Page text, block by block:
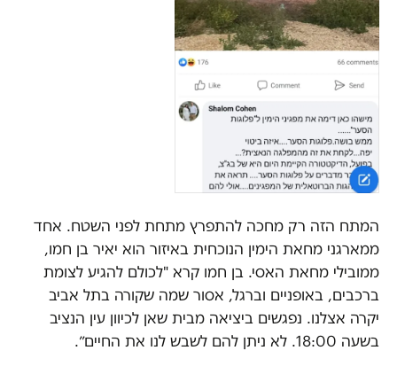
המתח הזה רק מחכה להתפרץ מתחת לפני השטח. אחד
ממארגני מחאת הימין הנוכחית באיזור הוא יאיר בן חמו,
ממובילי מחאת האסי. בן חמו קרא "לכולם להגיע לצומת
ברכבים, באופניים וברגל, אסור שמה שקורה בתל אביב
יקרה אצלנו. נפגשים ביציאה מבית שאן לכיוון עין הנציב
בשעה 18:00. לא ניתן להם לשבש לנו את החיים״.